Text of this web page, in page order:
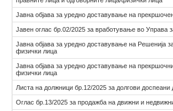
Јавна објава за уредно доставување на
Јавен оглас бр.02/2025 за вработување во Управа
Јавна објава за уредно доставување на Решенија
физички лица
Јавна објава за уредно доставување на
физички лица
Листа на должници бр.12/2025 за долгови
Оглас бр.13/2025 за продажба на движни и